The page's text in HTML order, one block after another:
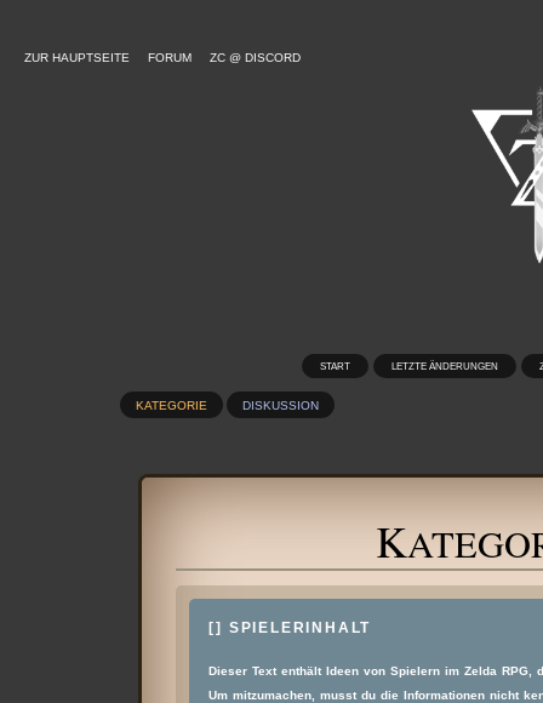
ZUR HAUPTSEITE FORUM ZC @ DISCORD
START LETZTE ÄNDERUNGEN
KATEGORIE DISKUSSION
K
[] SPIELERINHALT
Dieser Text enthält Ideen von Spielern im Zelda RPG,
Um mitzumachen, musst du die Informationen nicht